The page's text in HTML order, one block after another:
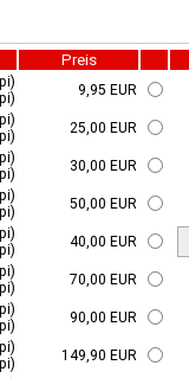
Preis
9,95 EUR
25,00 EUR
30,00 EUR
50,00 EUR
40,00 EUR
70,00 EUR
90,00 EUR
149,90 EUR